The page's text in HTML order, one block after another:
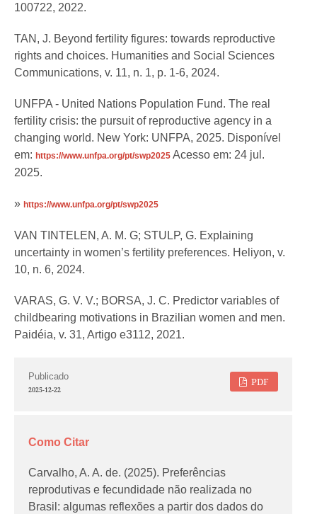
100722, 2022.
TAN, J. Beyond fertility figures: towards reproductive
rights and choices. Humanities and Social Sciences
Communications, v. 11, n. 1, p. 1-6, 2024.
UNFPA - United Nations Population Fund. The real
fertility crisis: the pursuit of reproductive agency in a
changing world. New York: UNFPA, 2025. Disponível
em: https://www.unfpa.org/pt/swp2025 Acesso em: 24 jul.
2025.
» https://www.unfpa.org/pt/swp2025
VAN TINTELEN, A. M. G; STULP, G. Explaining
uncertainty in women’s fertility preferences. Heliyon, v.
10, n. 6, 2024.
VARAS, G. V. V.; BORSA, J. C. Predictor variables of
childbearing motivations in Brazilian women and men.
Paidéia, v. 31, Artigo e3112, 2021.
PDF
Publicado
2025-12-22
Como Citar
Carvalho, A. A. de. (2025). Preferências
reprodutivas e fecundidade não realizada no
Brasil: algumas reflexões a partir dos dados do